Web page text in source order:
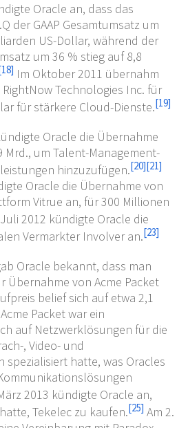
Oracle an, dass das
der GAAP Gesamtumsatz um
US-Dollar, während der
um 36 % stieg auf 8,8
18] Im Oktober 2011 übernahm
Technologies Inc. für
für stärkere Cloud-Dienste.[19]
Oracle die Übernahme
Mrd., um Talent-Management-
hinzuzufügen.[20][21]
Oracle die Übernahme von
Vitrue an, für 300 Millionen
2012 kündigte Oracle die
Vermarkter Involver an.[23]
Oracle bekannt, dass man
Übernahme von Acme Packet
belief sich auf etwa 2,1
Packet war ein
auf Netzwerklösungen für die
, Video- und
spezialisiert hatte, was Oracles
2013 kündigte Oracle an,
Tekelec zu kaufen.[25] Am 2.